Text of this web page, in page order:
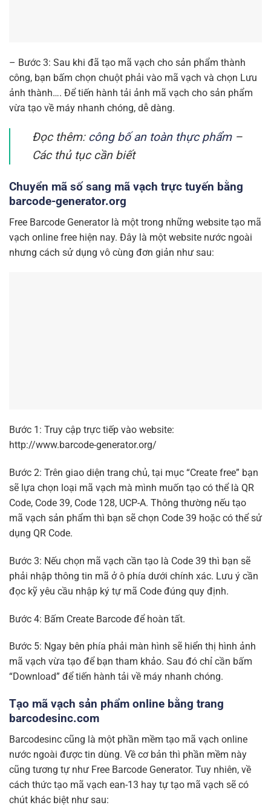
– Bước 3: Sau khi đã tạo mã vạch cho sản phẩm thành
công, bạn bấm chọn chuột phải vào mã vạch và chọn Lưu
ảnh thành…. Để tiến hành tải ảnh mã vạch cho sản phẩm
vừa tạo về máy nhanh chóng, dễ dàng.
Đọc thêm: công bố an toàn thực phẩm–
Các thủ tục cần biết
Chuyển mã số sang mã vạch trực tuyến bằng
barcode-generator.org
Free Barcode Generator là một trong những website tạo mã
vạch online free hiện nay. Đây là một website nước ngoài
nhưng cách sử dụng vô cùng đơn giản như sau:
Bước 1: Truy cập trực tiếp vào website:
http://www.barcode-generator.org/
Bước 2: Trên giao diện trang chủ, tại mục “Create free” bạn
sẽ lựa chọn loại mã vạch mà mình muốn tạo có thể là QR
Code, Code 39, Code 128, UCP-A. Thông thường nếu tạo
mã vạch sản phẩm thì bạn sẽ chọn Code 39 hoặc có thể sử
dụng QR Code.
Bước 3: Nếu chọn mã vạch cần tạo là Code 39 thì bạn sẽ
phải nhập thông tin mã ở ô phía dưới chính xác. Lưu ý cần
đọc kỹ yêu cầu nhập ký tự mã Code đúng quy định.
Bước 4: Bấm Create Barcode để hoàn tất.
Bước 5: Ngay bên phía phải màn hình sẽ hiển thị hình ảnh
mã vạch vừa tạo để bạn tham khảo. Sau đó chỉ cần bấm
“Download” để tiến hành tải về máy nhanh chóng.
Tạo mã vạch sản phẩm online bằng trang
barcodesinc.com
Barcodesinc cũng là một phần mềm tạo mã vạch online
nước ngoài được tin dùng. Về cơ bản thì phần mềm này
cũng tương tự như Free Barcode Generator. Tuy nhiên, về
cách thức tạo mã vạch ean-13 hay tự tạo mã vạch sẽ có
chút khác biệt như sau: